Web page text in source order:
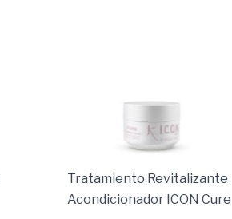
Tratamiento Revitalizante
Acondicionador ICON Cure